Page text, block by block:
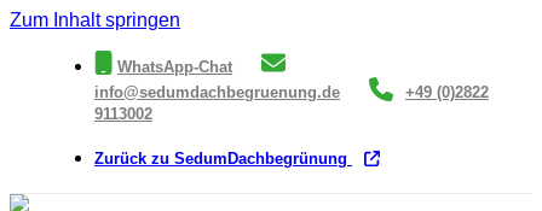
Zum Inhalt springen
WhatsApp-Chat
info@sedumdachbegruenung.de
+49 (0)2822
9113002
Zurück zu SedumDachbegrünung